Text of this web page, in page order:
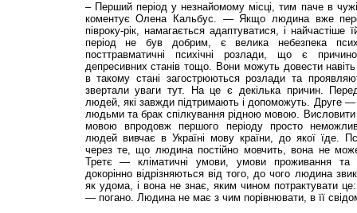
– Перший період у незнайомому місці, тим паче в
коментує Олена Кальбус. — Якщо людина вже
півроку-рік, намагається адаптуватися, і
період не був добрим, є велика небезпека
посттравматичні психічні розлади, що є
депресивних станів тощо. Вони можуть довести
в такому стані загострюються розлади та
звертали уваги тут. На це є декілька причин.
людей, які завжди підтримають і допоможуть. Друге —
людьми та брак спілкування рідною мовою. Висловити
мовою впродовж першого періоду просто
людей вивчає в Україні мову країни, до якої їде.
через те, що людина постійно мовчить, вона не
Третє — кліматичні умови, умови проживання та
докорінно відрізняються від того, до чого людина
як удома, і вона не знає, яким чином потрактувати
— погано. Людина не має з чим порівнювати, в її